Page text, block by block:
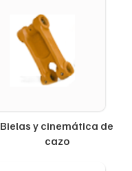
Bielas y cinemática de
cazo